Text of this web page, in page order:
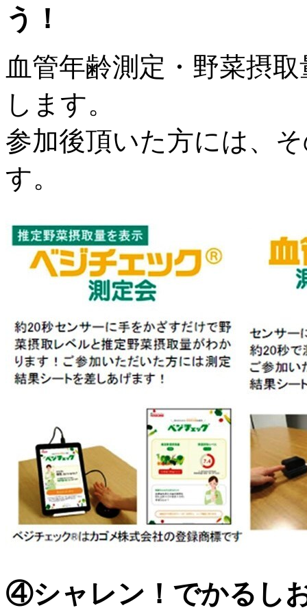
う！
血管年齢測定・野菜摂
します。
参加後頂いた方には、
す。
④シャレン！でかるし